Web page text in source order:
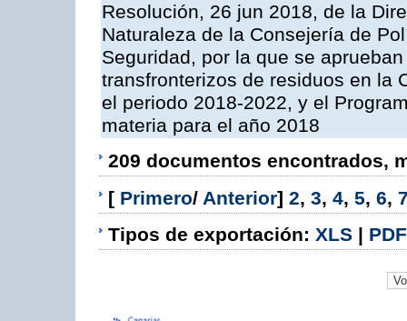
Resolución, 26 jun 2018, de la
Naturaleza de la Consejería de
Seguridad, por la que se
transfronterizos de residuos en la
el periodo 2018-2022, y el
materia para el año 2018
209 documentos encontrados,
[ Primero/ Anterior] 2, 3, 4, 5, 6,
Tipos de exportación: XLS | PDF